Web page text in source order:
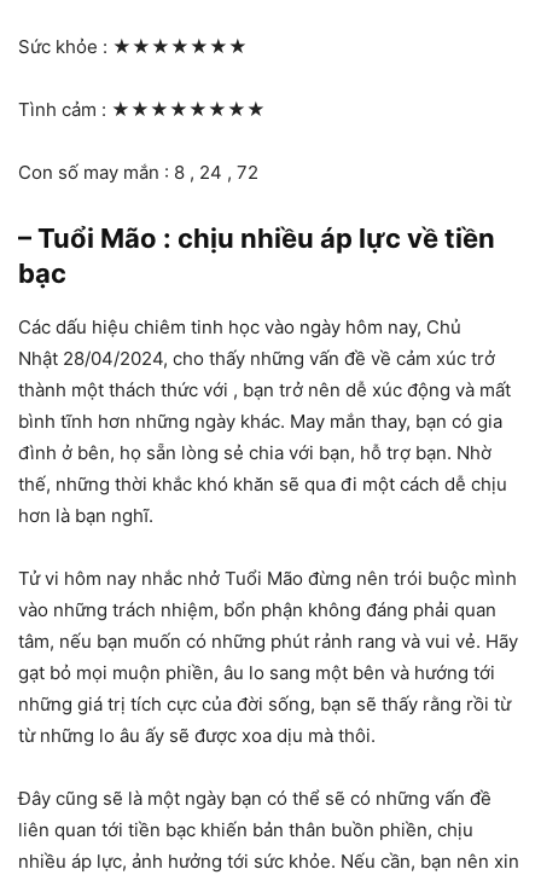
Sức khỏe : ★★★★★★★
Tình cảm : ★★★★★★★★
Con số may mắn : 8 , 24 , 72
– Tuổi Mão : chịu nhiều áp lực về tiền
bạc
Các dấu hiệu chiêm tinh học vào ngày hôm nay, Chủ
Nhật 28/04/2024, cho thấy những vấn đề về cảm xúc trở
thành một thách thức với , bạn trở nên dễ xúc động và mất
bình tĩnh hơn những ngày khác. May mắn thay, bạn có gia
đình ở bên, họ sẵn lòng sẻ chia với bạn, hỗ trợ bạn. Nhờ
thế, những thời khắc khó khăn sẽ qua đi một cách dễ chịu
hơn là bạn nghĩ.
Tử vi hôm nay nhắc nhở Tuổi Mão đừng nên trói buộc mình
vào những trách nhiệm, bổn phận không đáng phải quan
tâm, nếu bạn muốn có những phút rảnh rang và vui vẻ. Hãy
gạt bỏ mọi muộn phiền, âu lo sang một bên và hướng tới
những giá trị tích cực của đời sống, bạn sẽ thấy rằng rồi từ
từ những lo âu ấy sẽ được xoa dịu mà thôi.
Đây cũng sẽ là một ngày bạn có thể sẽ có những vấn đề
liên quan tới tiền bạc khiến bản thân buồn phiền, chịu
nhiều áp lực, ảnh hưởng tới sức khỏe. Nếu cần, bạn nên xin